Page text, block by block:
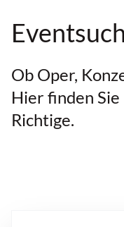
Ob Oper,
Hier finden
Richtige.